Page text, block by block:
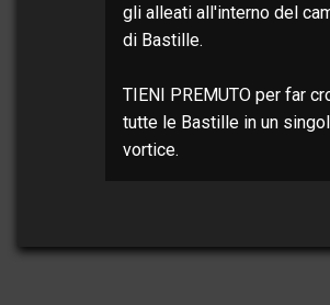
gli alleati all'interno del
di Bastille.
TIENI PREMUTO per far
tutte le Bastille in un
vortice.